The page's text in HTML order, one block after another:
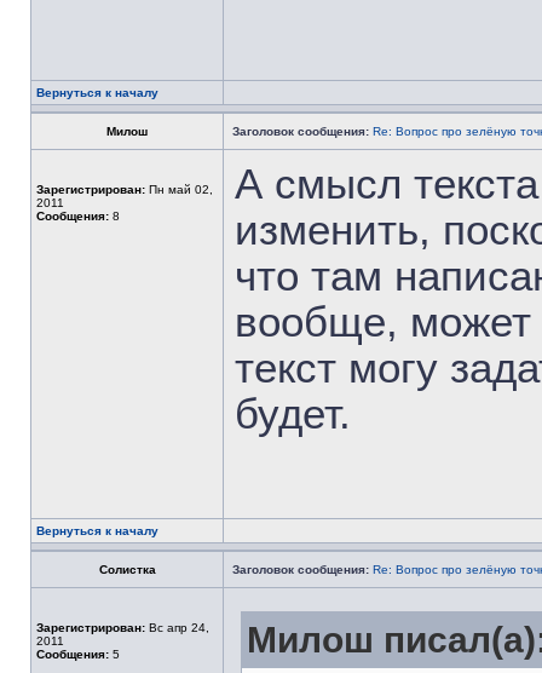
Вернуться к началу
Милош Заголовок сообщения: Re: Вопрос про зелёную
Зарегистрирован: Пн май 02,
2011
Сообщения: 8
А смысл
изменить,
что там
вообще, может
текст могу
будет.
Вернуться к началу
Солистка Заголовок сообщения: Re: Вопрос про зелёную
Зарегистрирован: Вс апр 24,
2011
Сообщения: 5 Милош